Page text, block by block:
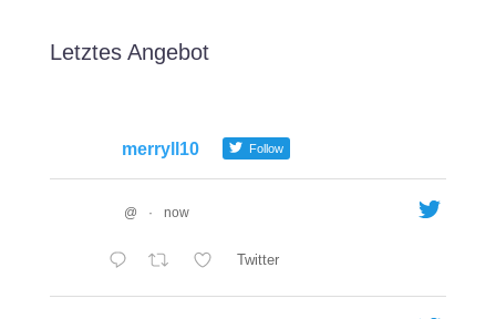
Letztes Angebot
merryll10 Follow
@ · now
Twitter